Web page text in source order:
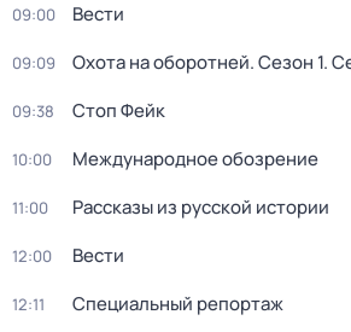
09:00 Вести
09:09 Охота на оборотней. Сезон 1.
09:38 Стоп Фейк
10:00 Международное обозрение
11:00 Рассказы из русской истории
12:00 Вести
12:11 Специальный репортаж